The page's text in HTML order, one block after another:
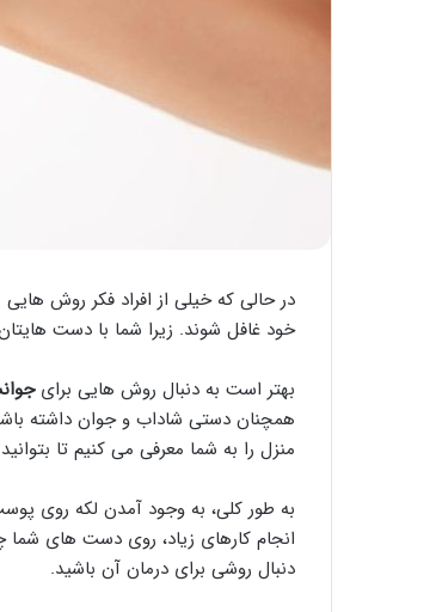
در حالی که خیلی از افراد فکر روش
خود غافل شوند. زیرا شما با دست
بهتر است به دنبال روش هایی برای
همچنان دستی شاداب و جوان داشته
منزل را به شما معرفی می کنیم تا
به طور کلی، به وجود آمدن لکه روی
انجام کارهای زیاد، روی دست های شما
دنبال روشی برای درمان آن باشید.